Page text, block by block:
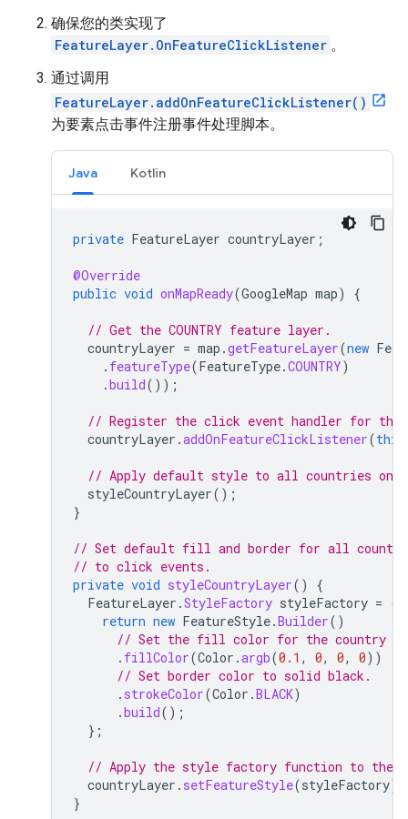
确保您的类实现了
FeatureLayer.OnFeatureClickListener 。
通过调用
FeatureLayer.addOnFeatureClickListener()
为要素点击事件注册事件处理脚本。
Java Kotlin
private FeatureLayer countryLayer ;
@Override
public void onMapReady(GoogleMap map) {
// Get the COUNTRY feature layer.
countryLayer = map .getFeatureLayer(new
. featureType(FeatureType.COUNTRY)
.build());
// Register the click event handler for the
countryLayer .addOnFeatureClickListener(this
// Apply default style to all countries on
styleCountryLayer();
}
// Set default fill and border for all
// to click events.
private void styleCountryLayer()
{
FeatureLayer .StyleFactory styleFactory = (
return new FeatureStyle.Builder()
// Set the fill color for the country as
. fillColor(Color .argb(0.1 , 0, 0, 0))
// Set border color to solid black.
. strokeColor(Color .BLACK)
.build();
};
// Apply the style factory function to the
countryLayer . setFeatureStyle(styleFactory);
}